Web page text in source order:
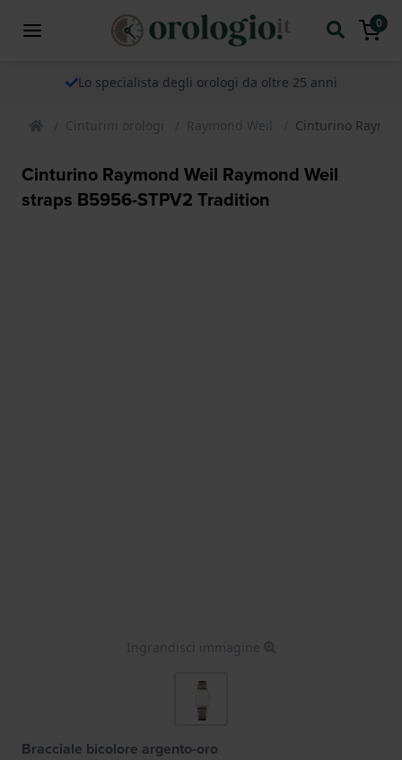
0
Lo specialista degli orologi da oltre 25 anni
Cinturini orologi Raymond Weil Cinturino
Cinturino Raymond Weil Raymond Weil
straps B5956-STPV2 Tradition
Ingrandisci immagine
Bracciale bicolore argento-oro